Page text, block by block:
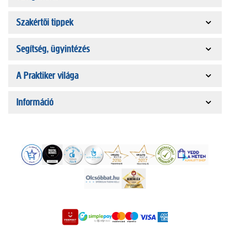
Szakértői tippek
Segítség, ügyintézés
A Praktiker világa
Információ